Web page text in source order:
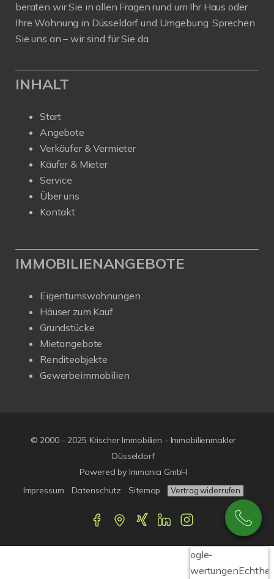
beraten wir Sie in allen Fragen rund um Ihr Haus oder
Ihre Wohnung in Düsseldorf und Umgebung. Sprechen
Sie uns an – wir sind für Sie da.
INHALT
Start
Angebote
Verkäufer & Vermieter
Käufer & Mieter
Service
Über uns
Kontakt
IMMOBILIENANGEBOTE
Eigentumswohnungen
Häuser zum Kauf
Grundstücke
Mietangebote
Renditeobjekte
Gewerbeimmobilien
© 2000 - 2025 Krischer Immobilien - Immobilienmakler
Düsseldorf
Powered by Immonia GmbH
Impressum
Datenschutz Sitemap Vertrag widerrufen
Google-
Bewertungen